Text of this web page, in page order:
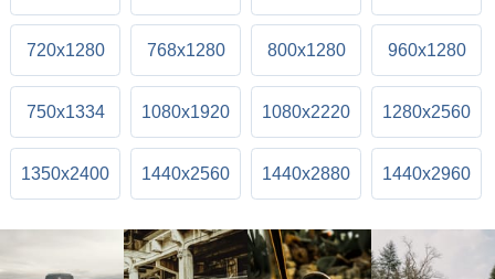
720x1280 768x1280 800x1280 960x1280
750x1334 1080x1920 1080x2220 1280x2560
1350x2400 1440x2560 1440x2880 1440x2960